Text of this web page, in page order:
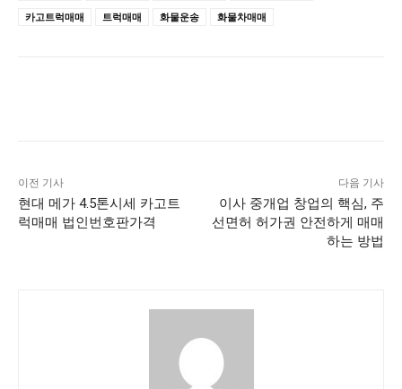
카고트럭매매
트럭매매 화물운송 화물차매매
이전 기사
현대 메가 4.5톤시세 카고트
럭매매 법인번호판가격
다음 기사
이사 중개업 창업의 핵심, 주
선면허 허가권 안전하게 매매
하는 방법